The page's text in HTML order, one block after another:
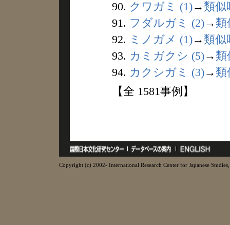
90. クワガミ (1)→ 類似
91. フダルガミ (2)→ 類
92. ミノガメ (1)→ 類似
93. カミガクシ (5)→ 類
94. カクシガミ (3)→ 類
【全 1581事例】
Copyright (c) 2002- International Research Center for Japanese